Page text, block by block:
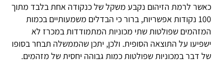
כאשר לרמת הזיהום נקבע משקל של כנקודה אחת בלבד מתוך
100 נקודות אפשריות, ברור כי הבדלים משמעותיים בכמות
המזהמים שפולטות שתי מכוניות המתמודדות במכרז לא
ישפיעו על התוצאה הסופית. ולכן, יתכן שהממשלה תבחר בסופו
של דבר במכוניות שפולטות כמות גבוהה יחסית של מזהמים.